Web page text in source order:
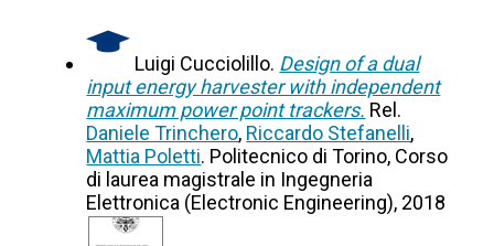
Luigi Cucciolillo. Design of a dual
input energy harvester with independent
maximum power point trackers. Rel.
Daniele Trinchero, Riccardo Stefanelli,
Mattia Poletti. Politecnico di Torino, Corso
di laurea magistrale in Ingegneria
Elettronica (Electronic Engineering), 2018